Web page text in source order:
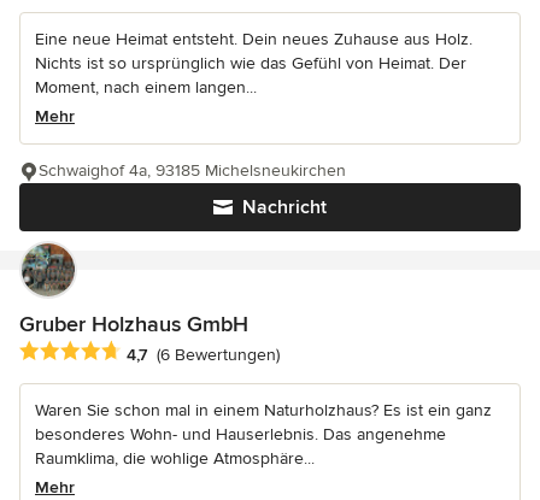
Eine neue Heimat entsteht. Dein neues Zuhause aus Holz.
Nichts ist so ursprünglich wie das Gefühl von Heimat. Der
Moment, nach einem langen...
Mehr
Nachricht
Schwaighof 4a, 93185 Michelsneukirchen
Gruber Holzhaus GmbH
Durchschnittliche Bewertung: 4.7 von 5 Sternen
4,7 (6 Bewertungen)
Waren Sie schon mal in einem Naturholzhaus? Es ist ein ganz
besonderes Wohn- und Hauserlebnis. Das angenehme
Raumklima, die wohlige Atmosphäre...
Mehr